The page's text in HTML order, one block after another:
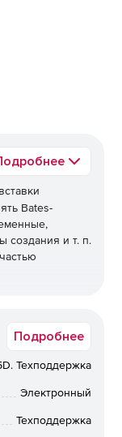
Bates-
создания и т. п.
и
и
Подробнее
Техподдержка
Электронный
Техподдержка